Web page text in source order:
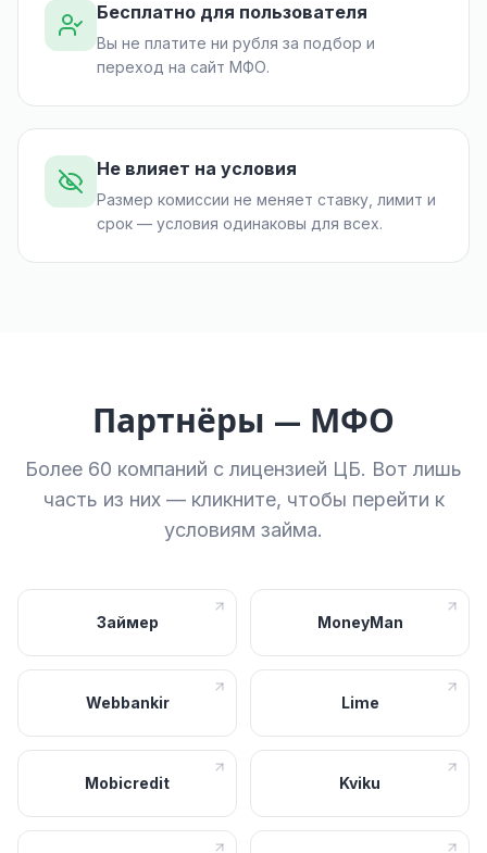
Бесплатно для пользователя
Вы не платите ни рубля за подбор и
переход на сайт МФО.
Не влияет на условия
Размер комиссии не меняет ставку, лимит и
срок — условия одинаковы для всех.
Партнёры — МФО
Более 60 компаний с лицензией ЦБ. Вот лишь
часть из них — кликните, чтобы перейти к
условиям займа.
Займер MoneyMan
Webbankir Lime
Mobicredit Kviku